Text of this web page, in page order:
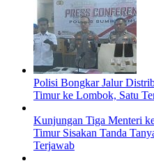
Polisi Bongkar Jalur
Timur ke Lombok, Satu
Kunjungan Tiga Menteri
Timur Sisakan Tanda
Terjawab